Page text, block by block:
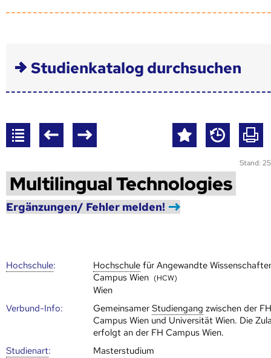
Studienkatalog durchsuchen
Stand:
Multilingual Technologies
Ergänzungen/ Fehler melden!
Hoch­schule: Hoch­schule für Angewandte
Campus Wien (HCW)
Wien
Verbund-Info:
GemeinsamerStudien­gang zwischen der
Campus Wien und Universität Wien. Die
erfolgt an der FH Campus Wien.
Studienart:
Masterstudium